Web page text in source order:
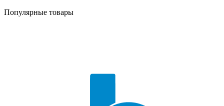
Популярные товары